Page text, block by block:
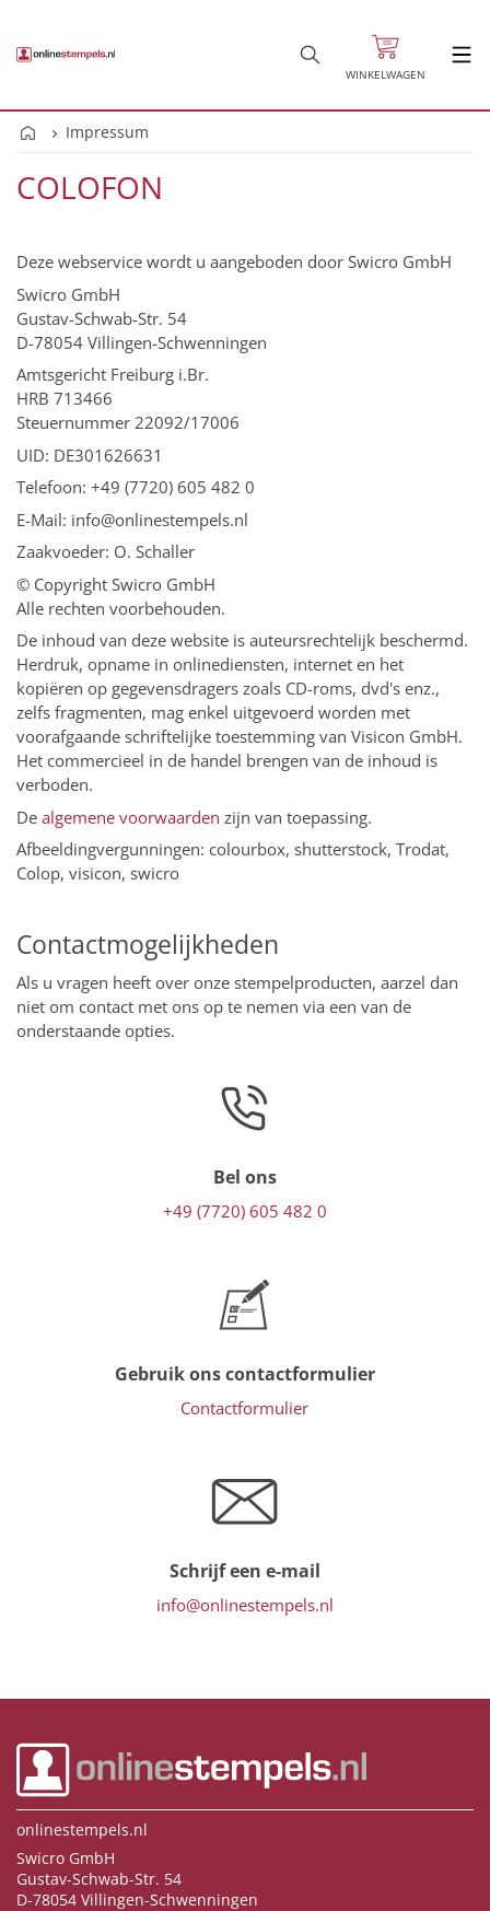
WINKELWAGEN
Impressum
COLOFON
Deze webservice wordt u aangeboden door Swicro GmbH
Swicro GmbH
Gustav-Schwab-Str. 54
D-78054 Villingen-Schwenningen
Amtsgericht Freiburg i.Br.
HRB 713466
Steuernummer 22092/17006
UID: DE301626631
Telefoon: +49 (7720) 605 482 0
E-Mail: info@onlinestempels.nl
Zaakvoeder: O. Schaller
© Copyright Swicro GmbH
Alle rechten voorbehouden.
De inhoud van deze website is auteursrechtelijk beschermd.
Herdruk, opname in onlinediensten, internet en het
kopiëren op gegevensdragers zoals CD-roms, dvd's enz.,
zelfs fragmenten, mag enkel uitgevoerd worden met
voorafgaande schriftelijke toestemming van Visicon GmbH.
Het commercieel in de handel brengen van de inhoud is
verboden.
De algemene voorwaarden zijn van toepassing.
Afbeeldingvergunningen: colourbox, shutterstock, Trodat,
Colop, visicon, swicro
Contactmogelijkheden
Als u vragen heeft over onze stempelproducten, aarzel dan
niet om contact met ons op te nemen via een van de
onderstaande opties.
Bel ons
+49 (7720) 605 482 0
Gebruik ons contactformulier
Contactformulier
Schrijf een e-mail
info@onlinestempels.nl
onlinestempels.nl
Swicro GmbH
Gustav-Schwab-Str. 54
D-78054 Villingen-Schwenningen